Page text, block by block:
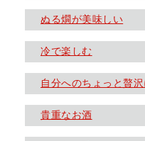
ぬる燗が美味しい
冷で楽しむ
自分へのちょっと贅沢
貴重なお酒